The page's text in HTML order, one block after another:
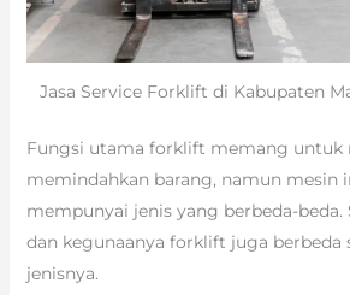
Jasa Service Forklift di Kabupaten
Fungsi utama forklift memang untuk
memindahkan barang, namun mesin
mempunyai jenis yang berbeda-
dan kegunaanya forklift juga berbeda
jenisnya.